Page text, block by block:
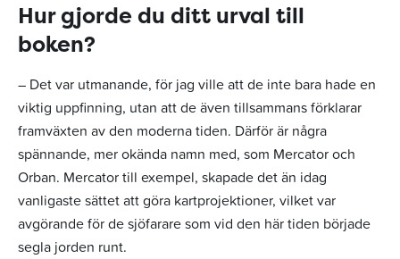
Hur gjorde du ditt urval till
boken?
– Det var utmanande, för jag ville att de inte bara hade en
viktig uppfinning, utan att de även tillsammans förklarar
framväxten av den moderna tiden. Därför är några
spännande, mer okända namn med, som Mercator och
Orban. Mercator till exempel, skapade det än idag
vanligaste sättet att göra kartprojektioner, vilket var
avgörande för de sjöfarare som vid den här tiden började
segla jorden runt.